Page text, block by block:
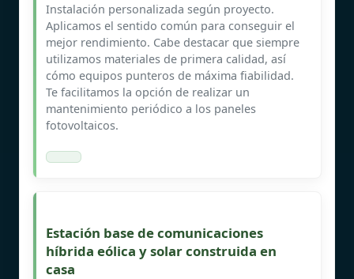
Instalación personalizada según proyecto.
Aplicamos el sentido común para conseguir el
mejor rendimiento. Cabe destacar que siempre
utilizamos materiales de primera calidad, así
cómo equipos punteros de máxima fiabilidad.
Te facilitamos la opción de realizar un
mantenimiento periódico a los paneles
fotovoltaicos.
Estación base de comunicaciones
híbrida eólica y solar construida en
casa